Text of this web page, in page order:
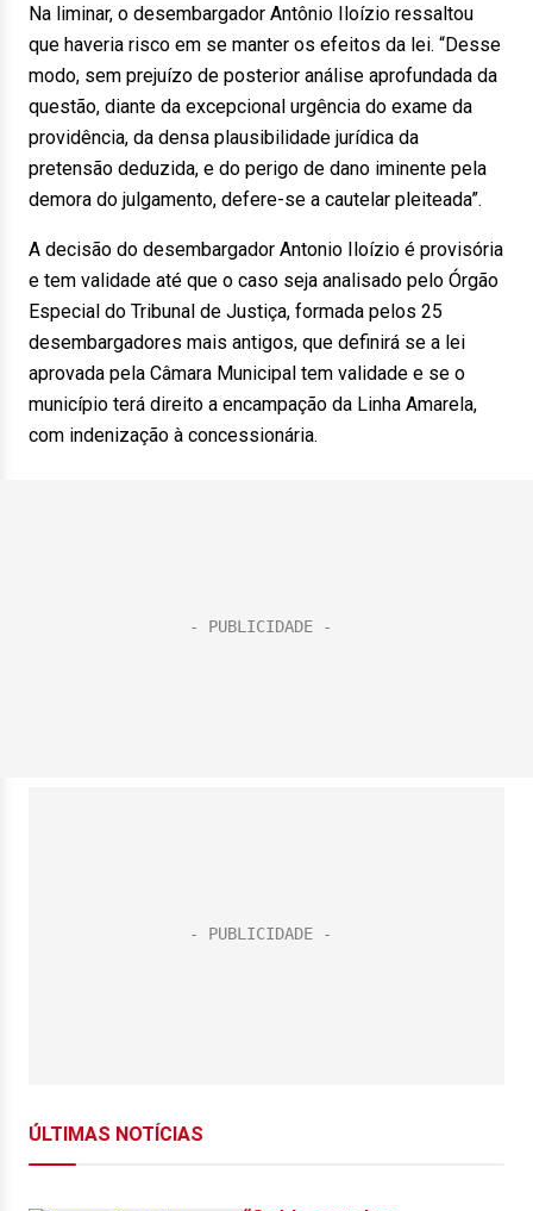
Na liminar, o desembargador Antônio Iloízio ressaltou
que haveria risco em se manter os efeitos da lei. “Desse
modo, sem prejuízo de posterior análise aprofundada da
questão, diante da excepcional urgência do exame da
providência, da densa plausibilidade jurídica da
pretensão deduzida, e do perigo de dano iminente pela
demora do julgamento, defere-se a cautelar pleiteada”.
A decisão do desembargador Antonio Iloízio é provisória
e tem validade até que o caso seja analisado pelo Órgão
Especial do Tribunal de Justiça, formada pelos 25
desembargadores mais antigos, que definirá se a lei
aprovada pela Câmara Municipal tem validade e se o
município terá direito a encampação da Linha Amarela,
com indenização à concessionária.